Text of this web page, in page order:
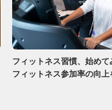
フィットネス習慣、始めて
フィットネス参加率の向